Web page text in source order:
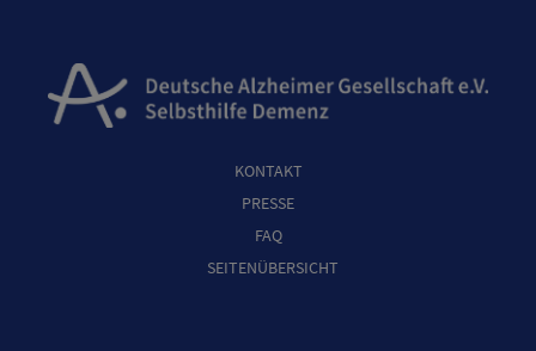
KONTAKT
PRESSE
FAQ
SEITENÜBERSICHT